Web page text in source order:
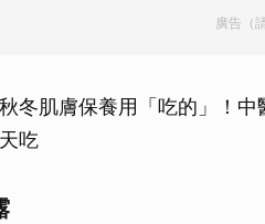
廣告（
冬肌膚保養用「吃的」！
吃